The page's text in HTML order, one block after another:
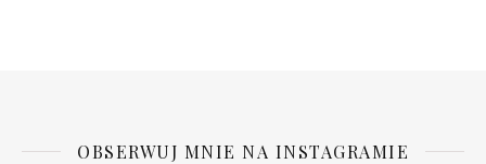
OBSERWUJ MNIE NA INSTAGRAMIE